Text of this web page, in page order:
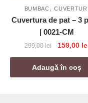
BUMBAC,CUVERTURI
Cuvertura de pat – 3
| 0021-CM
299,00lei
Prețul
inițial
a
fost:
159,00
Adaugă în coș